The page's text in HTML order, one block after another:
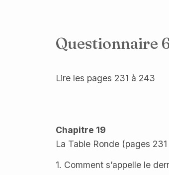
Questionnaire
Lire les pages 231 à 243
Chapitre 19
La Table Ronde (pages
1. Comment s’appelle le